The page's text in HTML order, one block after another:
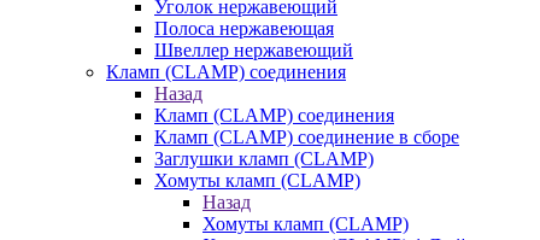
Уголок нержавеющий
Полоса нержавеющая
Швеллер нержавеющий
Кламп (CLAMP) соединения
Назад
Кламп (CLAMP) соединения
Кламп (CLAMP) соединение в сборе
Заглушки кламп (CLAMP)
Хомуты кламп (CLAMP)
Назад
Хомуты кламп (CLAMP)